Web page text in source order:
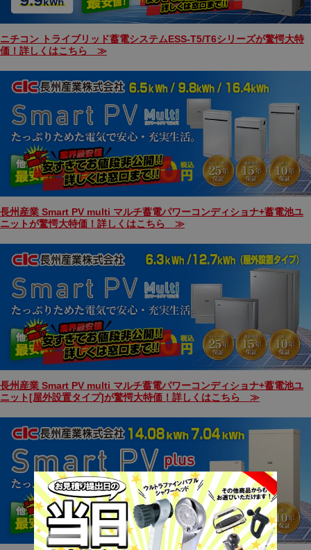
ニチコン トライブリッド蓄電システムESS-T5/T6シリーズが驚愕大特
価！詳しくはこちら ≫
長州産業 Smart PV multi マルチ蓄電パワーコンディショナ+蓄電池ユ
ニットが驚愕大特価！詳しくはこちら ≫
長州産業 Smart PV multi マルチ蓄電パワーコンディショナ+蓄電池ユ
ニット[屋外設置タイプ]が驚愕大特価！詳しくはこちら ≫